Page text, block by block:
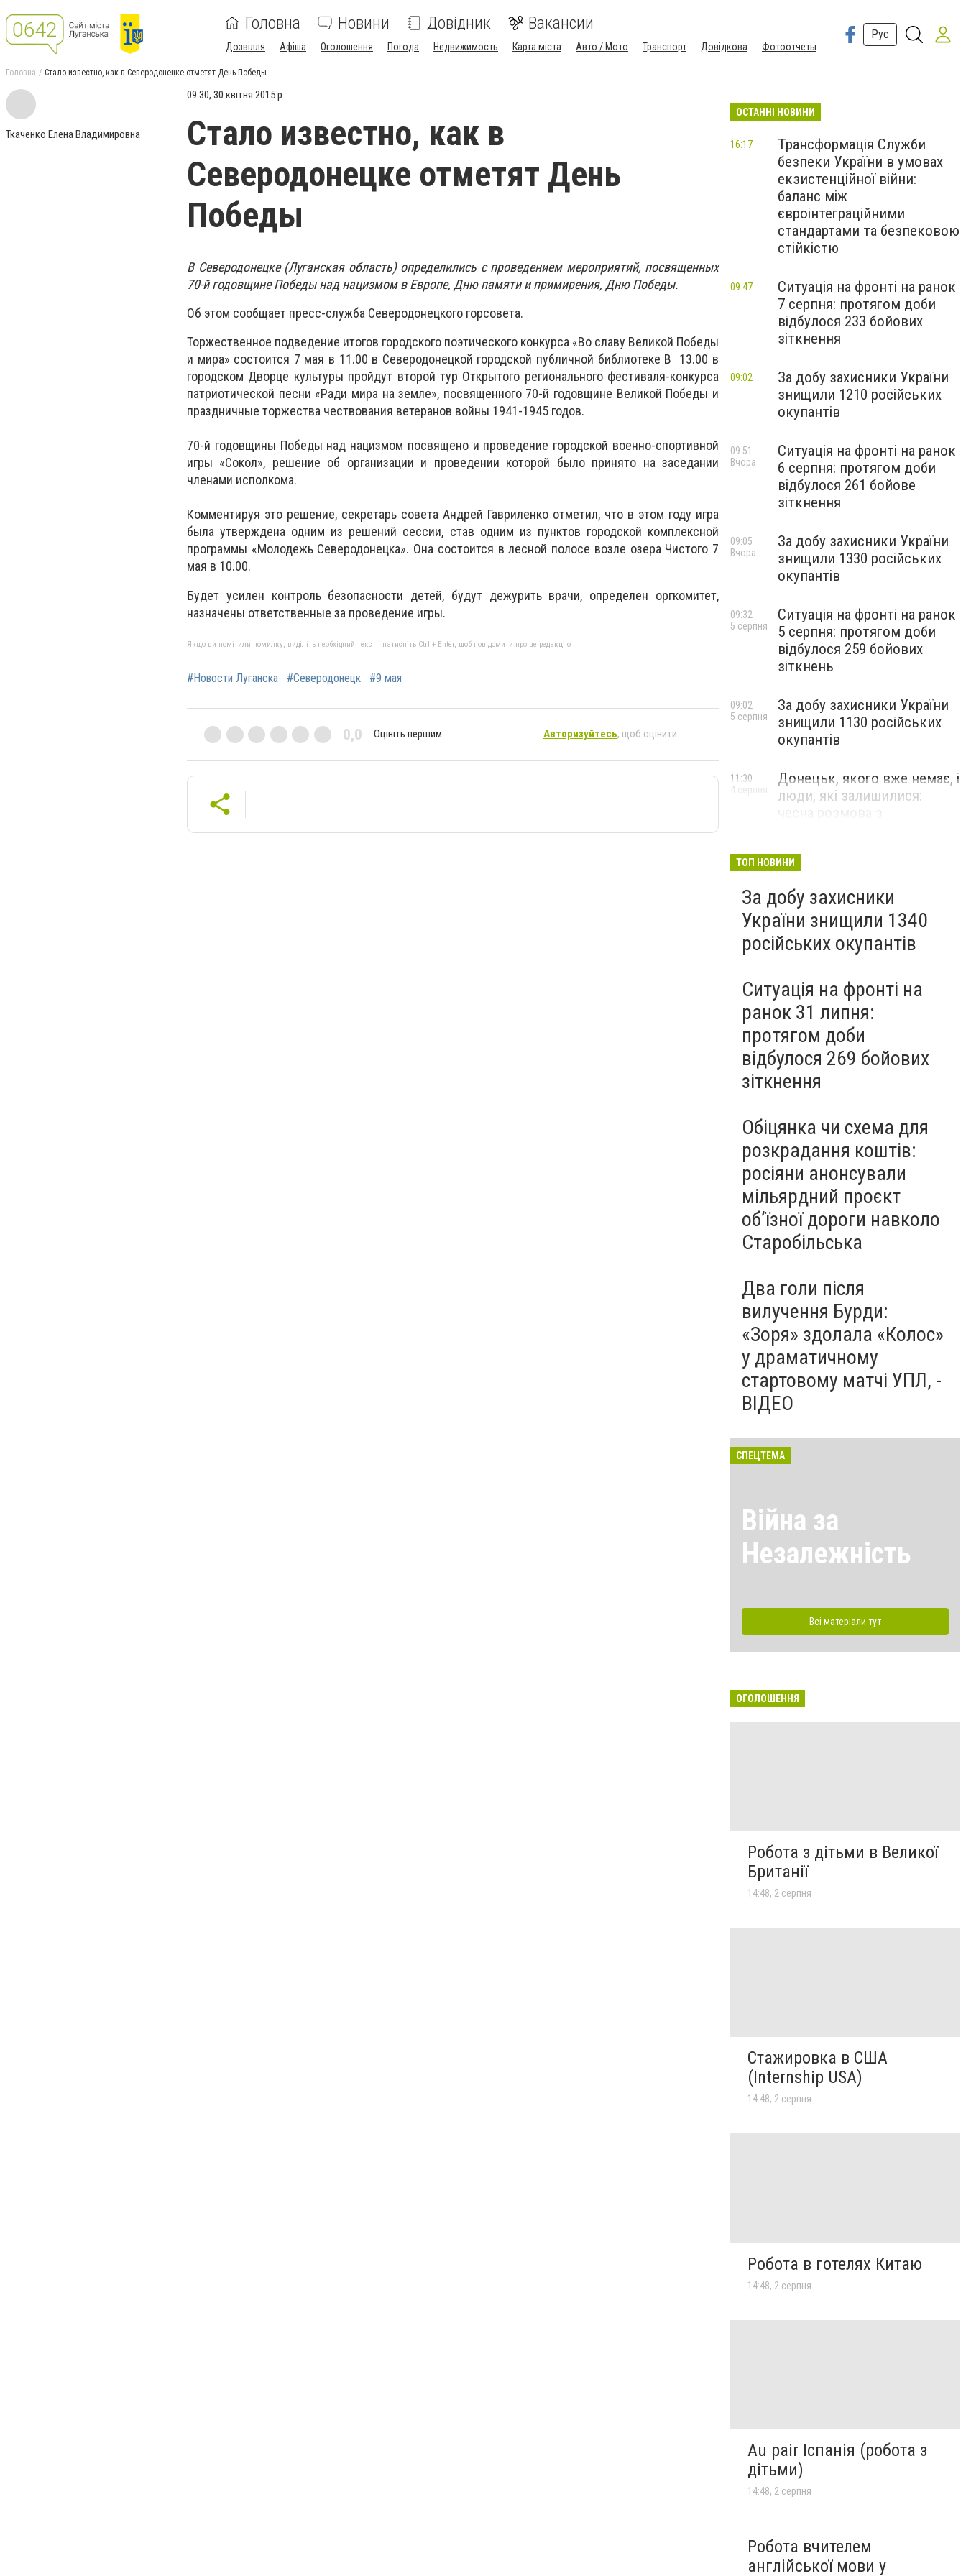
Головна Новини Довідник Вакансии
Дозвілля Афіша Оголошення Погода Недвижимость Карта міста Авто / Мото Транспорт Довідкова Фотоотчеты
Рус
Головна Стало известно, как в Северодонецке отметят День Победы
Ткаченко Елена Владимировна
09:30, 30 квітня 2015 р.
Стало известно, как в
Северодонецке отметят День
Победы
В Северодонецке (Луганская область) определились с проведением мероприятий, посвященных
70-й годовщине Победы над нацизмом в Европе, Дню памяти и примирения, Дню Победы.
Об этом сообщает пресс-служба Северодонецкого горсовета.
Торжественное подведение итогов городского поэтического конкурса «Во славу Великой Победы
и мира» состоится 7 мая в 11.00 в Северодонецкой городской публичной библиотеке В 13.00 в
городском Дворце культуры пройдут второй тур Открытого регионального фестиваля-конкурса
патриотической песни «Ради мира на земле», посвященного 70-й годовщине Великой Победы и
праздничные торжества чествования ветеранов войны 1941-1945 годов.
70-й годовщины Победы над нацизмом посвящено и проведение городской военно-спортивной
игры «Сокол», решение об организации и проведении которой было принято на заседании
членами исполкома.
Комментируя это решение, секретарь совета Андрей Гавриленко отметил, что в этом году игра
была утверждена одним из решений сессии, став одним из пунктов городской комплексной
программы «Молодежь Северодонецка». Она состоится в лесной полосе возле озера Чистого 7
мая в 10.00.
Будет усилен контроль безопасности детей, будут дежурить врачи, определен оргкомитет,
назначены ответственные за проведение игры.
Якщо ви помітили помилку, виділіть необхідний текст і натисніть Ctrl + Enter, щоб повідомити про це редакцію
#Новости Луганска #Северодонецк #9 мая
0,0 Оцініть першим Авторизуйтесь, щоб оцінити
ОСТАННІ НОВИНИ
Трансформація Служби
безпеки України в умовах
екзистенційної війни:
баланс між
євроінтеграційними
стандартами та безпековою
стійкістю
16:17
Ситуація на фронті на ранок
7 серпня: протягом доби
відбулося 233 бойових
зіткнення
09:47
За добу захисники України
знищили 1210 російських
окупантів
09:02
Ситуація на фронті на ранок
6 серпня: протягом доби
відбулося 261 бойове
зіткнення
09:51
Вчора
За добу захисники України
знищили 1330 російських
окупантів
09:05
Вчора
Ситуація на фронті на ранок
5 серпня: протягом доби
відбулося 259 бойових
зіткнень
09:32
5 серпня
За добу захисники України
знищили 1130 російських
окупантів
09:02
5 серпня
Донецьк, якого вже немає, і
люди, які залишилися:
11:30
4 серпня
ТОП НОВИНИ
За добу захисники
України знищили 1340
російських окупантів
Ситуація на фронті на
ранок 31 липня:
протягом доби
відбулося 269 бойових
зіткнення
Обіцянка чи схема для
розкрадання коштів:
росіяни анонсували
мільярдний проєкт
об’їзної дороги навколо
Старобільська
Два голи після
вилучення Бурди:
«Зоря» здолала «Колос»
у драматичному
стартовому матчі УПЛ, -
ВІДЕО
СПЕЦТЕМА
Війна за
Незалежність
Всі матеріали тут
ОГОЛОШЕННЯ
Робота з дітьми в Великої
Британії
14:48, 2 серпня
Стажировка в США
(Internship USA)
14:48, 2 серпня
Робота в готелях Китаю
14:48, 2 серпня
Au pair Іспанія (робота з
дітьми)
14:48, 2 серпня
Робота вчителем
англійської мови у